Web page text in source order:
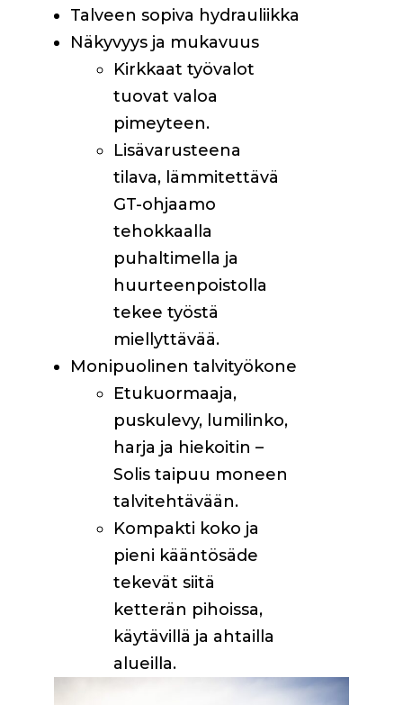
Talveen sopiva hydrauliikka
Näkyvyys ja mukavuus
Kirkkaat työvalot
tuovat valoa
pimeyteen.
Lisävarusteena
tilava, lämmitettävä
GT-ohjaamo
tehokkaalla
puhaltimella ja
huurteenpoistolla
tekee työstä
miellyttävää.
Monipuolinen talvityökone
Etukuormaaja,
puskulevy, lumilinko,
harja ja hiekoitin –
Solis taipuu moneen
talvitehtävään.
Kompakti koko ja
pieni kääntösäde
tekevät siitä
ketterän pihoissa,
käytävillä ja ahtailla
alueilla.